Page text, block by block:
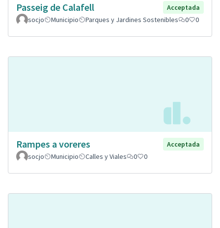
Passeig de Calafell
Acceptada
socjo
Municipio Parques y Jardines Sostenibles 0 0
Rampes a voreres
Acceptada
socjo
Municipio Calles y Viales 0 0